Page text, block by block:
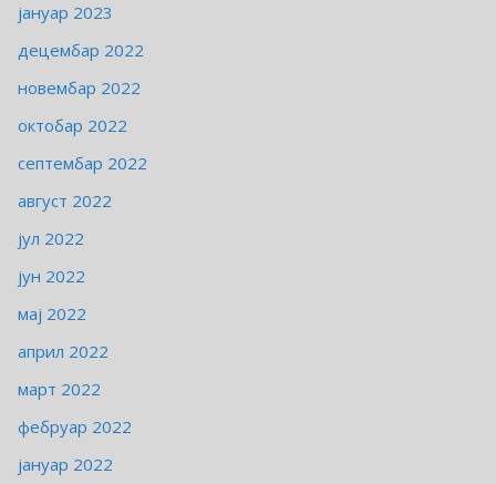
јануар 2023
децембар 2022
новембар 2022
октобар 2022
септембар 2022
август 2022
јул 2022
јун 2022
мај 2022
април 2022
март 2022
фебруар 2022
јануар 2022